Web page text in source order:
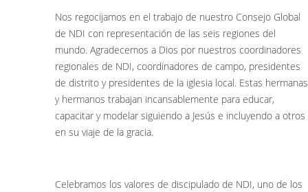
Nos regocijamos en el trabajo de nuestro Consejo Global
de NDI con representación de las seis regiones del
mundo. Agradecemos a Dios por nuestros coordinadores
regionales de NDI, coordinadores de campo, presidentes
de distrito y presidentes de la iglesia local. Estas hermanas
y hermanos trabajan incansablemente para educar,
capacitar y modelar siguiendo a Jesús e incluyendo a otros
en su viaje de la gracia.
Celebramos los valores de discipulado de NDI, uno de los